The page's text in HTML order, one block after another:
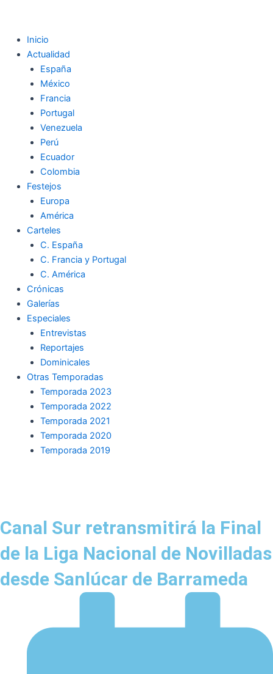
Inicio
Actualidad
España
México
Francia
Portugal
Venezuela
Perú
Ecuador
Colombia
Festejos
Europa
América
Carteles
C. España
C. Francia y Portugal
C. América
Crónicas
Galerías
Especiales
Entrevistas
Reportajes
Dominicales
Otras Temporadas
Temporada 2023
Temporada 2022
Temporada 2021
Temporada 2020
Temporada 2019
Canal Sur retransmitirá la Final
de la Liga Nacional de Novilladas
desde Sanlúcar de Barrameda